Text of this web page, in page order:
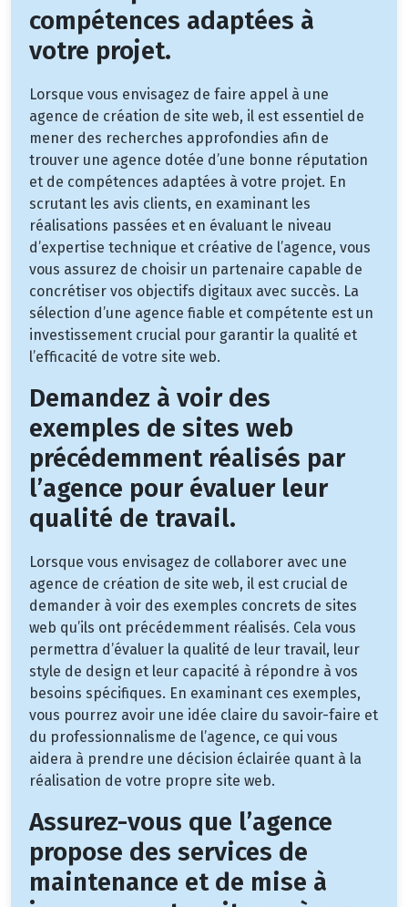
compétences adaptées à
votre projet.
Lorsque vous envisagez de faire appel à une
agence de création de site web, il est essentiel de
mener des recherches approfondies afin de
trouver une agence dotée d’une bonne réputation
et de compétences adaptées à votre projet. En
scrutant les avis clients, en examinant les
réalisations passées et en évaluant le niveau
d’expertise technique et créative de l’agence, vous
vous assurez de choisir un partenaire capable de
concrétiser vos objectifs digitaux avec succès. La
sélection d’une agence fiable et compétente est un
investissement crucial pour garantir la qualité et
l’efficacité de votre site web.
Demandez à voir des
exemples de sites web
précédemment réalisés par
l’agence pour évaluer leur
qualité de travail.
Lorsque vous envisagez de collaborer avec une
agence de création de site web, il est crucial de
demander à voir des exemples concrets de sites
web qu’ils ont précédemment réalisés. Cela vous
permettra d’évaluer la qualité de leur travail, leur
style de design et leur capacité à répondre à vos
besoins spécifiques. En examinant ces exemples,
vous pourrez avoir une idée claire du savoir-faire et
du professionnalisme de l’agence, ce qui vous
aidera à prendre une décision éclairée quant à la
réalisation de votre propre site web.
Assurez-vous que l’agence
propose des services de
maintenance et de mise à